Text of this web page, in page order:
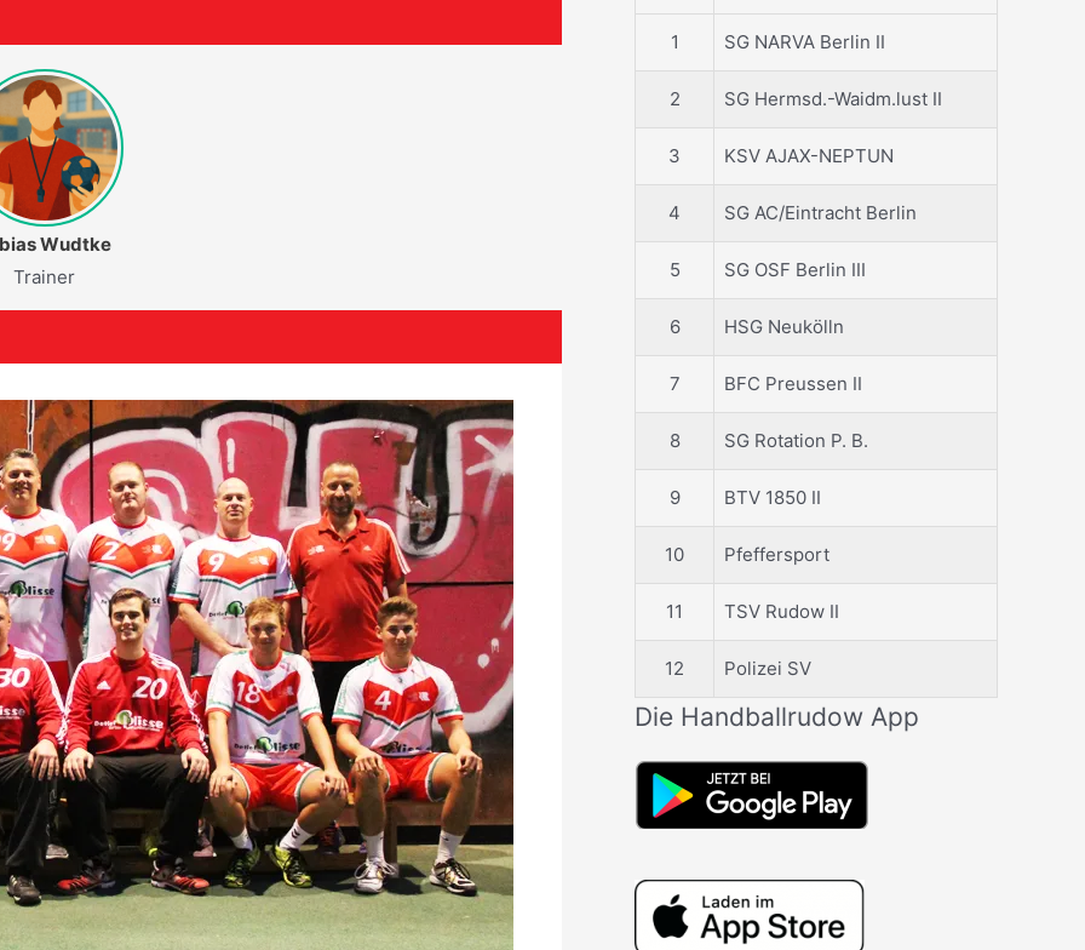
Wudtke
Trainer
1 SG NARVA Berlin II
2 SG Hermsd.-Waidm.lust II
3 KSV AJAX-NEPTUN
4 SG AC/Eintracht Berlin
5 SG OSF Berlin III
6 HSG Neukölln
7 BFC Preussen II
8 SG Rotation P. B.
9 BTV 1850 II
10 Pfeffersport
11 TSV Rudow II
12 Polizei SV
Die Handballrudow App